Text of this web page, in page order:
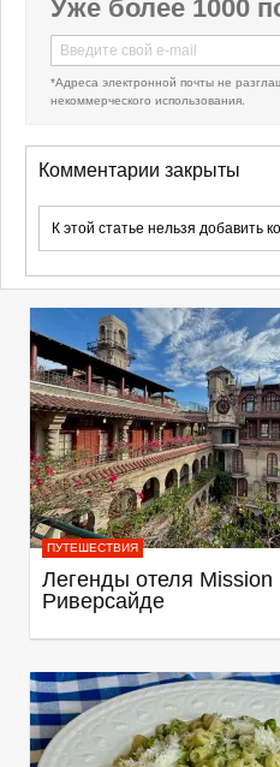
Уже более 1000
*Адреса электронной почты не
некоммерческого использования.
Комментарии закрыты
К этой статье нельзя добавить
ПУТЕШЕСТВИЯ
Легенды отеля Mission
Риверсайде